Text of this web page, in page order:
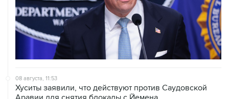
08 августа, 11:53
Хуситы заявили, что действуют против Саудовской